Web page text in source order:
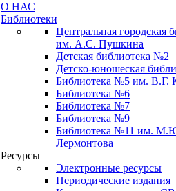
О НАС
Библиотеки
Центральная городская
им. А.С. Пушкина
Детская библиотека №2
Детско-юношеская
Библиотека №5 им. В.Г.
Библиотека №6
Библиотека №7
Библиотека №9
Библиотека №11 им.
Лермонтова
Ресурсы
Электронные ресурсы
Периодические издания